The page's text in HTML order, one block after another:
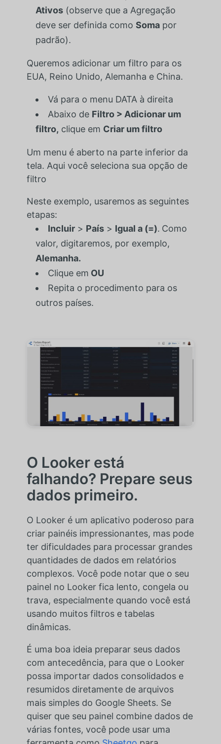
Ativos(observe que a Agregação
deve ser definida como Somapor
padrão).
Queremos adicionar um filtro para os
EUA, Reino Unido, Alemanha e China.
Vá para o menu DATA à direita
Abaixo de Filtro > Adicionar um
filtro, clique em Criar um filtro
Um menu é aberto na parte inferior da
tela. Aqui você seleciona sua opção de
filtro
Neste exemplo, usaremos as seguintes
etapas:
Incluir> País> Igual a (=). Como
valor, digitaremos, por exemplo,
Alemanha.
Clique em OU
Repita o procedimento para os
outros países.
O Looker está
falhando? Prepare seus
dados primeiro.
O Looker é um aplicativo poderoso para
criar painéis impressionantes, mas pode
ter dificuldades para processar grandes
quantidades de dados em relatórios
complexos. Você pode notar que o seu
painel no Looker fica lento, congela ou
trava, especialmente quando você está
usando muitos filtros e tabelas
dinâmicas.
É uma boa ideia preparar seus dados
com antecedência, para que o Looker
possa importar dados consolidados e
resumidos diretamente de arquivos
mais simples do Google Sheets. Se
quiser que seu painel combine dados de
várias fontes, você pode usar uma